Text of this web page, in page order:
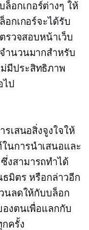
กเกอร์ต่างๆ ให้
กเกอร์จะได้รับ
รวจสอบหน้าเว็บ
ำนวนมากสำหรับ
มีประสิทธิภาพ
ป
รเสนอสิ่งจูงใจให้
นการนำเสนอและ
สามารถทำได้
มิตร หรือกล่าวอีก
นลดให้กับบล็อก
งตนเพื่อแลกกับ
ครั้ง